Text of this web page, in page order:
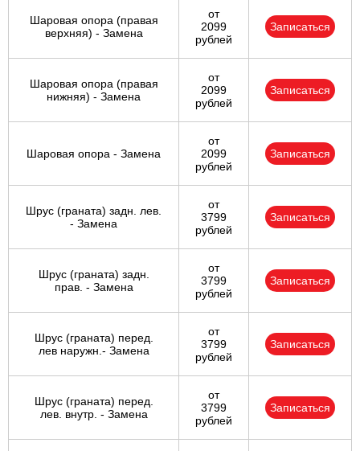
Шаровая опора (правая
верхняя) - Замена
от
2099
рублей
Записаться
Шаровая опора (правая
нижняя) - Замена
от
2099
рублей
Записаться
Шаровая опора - Замена
от
2099
рублей
Записаться
Шрус (граната) задн. лев.
- Замена
от
3799
рублей
Записаться
Шрус (граната) задн.
прав. - Замена
от
3799
рублей
Записаться
Шрус (граната) перед.
лев наружн.- Замена
от
3799
рублей
Записаться
Шрус (граната) перед.
лев. внутр. - Замена
от
3799
рублей
Записаться